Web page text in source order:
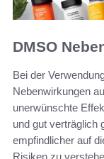
DMSO
Bei der
Nebenwirkungen
unerwünschte
und gut verträglich
empfindlicher auf